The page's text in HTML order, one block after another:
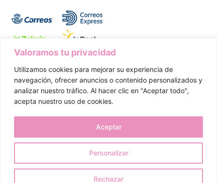
Valoramos tu privacidad
Utilizamos cookies para mejorar su experiencia de
navegación, ofrecer anuncios o contenido personalizados y
analizar nuestro tráfico. Al hacer clic en "Aceptar todo",
acepta nuestro uso de cookies.
Personalizar
Rechazar
Aceptar
Aviso Legal Política de Privacidad
Política de Cookies Condiciones de Compra
Política de Envíos
Devoluciones y Desistimiento
© 2026 Dulcetete. Todos los derechos reservados.
¿Cómo podemos ayudarte?